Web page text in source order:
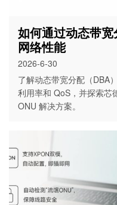
如何通过动态带
网络性能
2026-6-30
了解动态带宽分配（DBA
利用率和 QoS，并探索芯
ONU 解决方案。